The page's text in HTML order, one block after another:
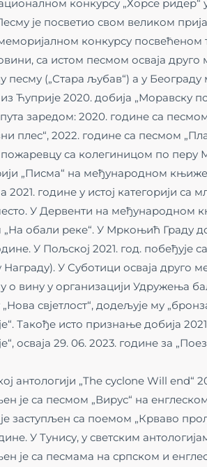
конкурсу „Хорсе
је посветио свом великом
конкурсу
са истом песмом осваја
песму („Стара љубав“) а у
Ћуприје 2020. добија „Моравску
заредом: 2020. године са
плес“, 2022. године са песмом
пожаревцу са колегиницом по
„Писма“ на међународном
2021. године у истој категорији
У Дервенти на међународном
обали реке“. У Мркоњић Граду
У Пољској 2021. год. побеђује
Награду). У Суботици осваја друго
о вину у организацији Удружења
„Нова свјетлост“, додељује му
Такође исто признање добија
осваја 29. 06. 2023. године за
антологији „The cyclone Will
је са песмом „Вирус“ на
заступљен са поемом „Крваво
У Tунису, у светским
је са песмама на српском и